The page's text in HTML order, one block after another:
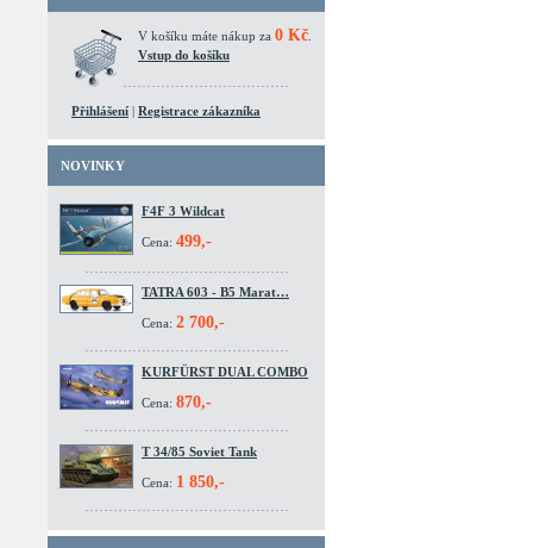
V košíku máte nákup za 0 Kč
Vstup do košíku
Přihlášení | Registrace zákazníka
NOVINKY
F4F 3 Wildcat
Cena: 499,-
TATRA 603 - B5 Marat…
Cena: 2 700,-
KURFÜRST DUAL COMBO
Cena: 870,-
T 34/85 Soviet Tank
Cena: 1 850,-